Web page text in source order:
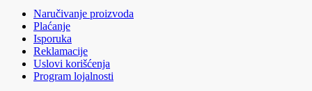
Naručivanje proizvoda
Plaćanje
Isporuka
Reklamacije
Uslovi korišćenja
Program lojalnosti